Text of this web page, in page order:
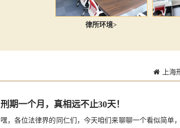
律所环境>
上海
刑期一个月，真相远不止30天！
嘿，各位法律界的同仁们，今天咱们来聊聊一个看似简